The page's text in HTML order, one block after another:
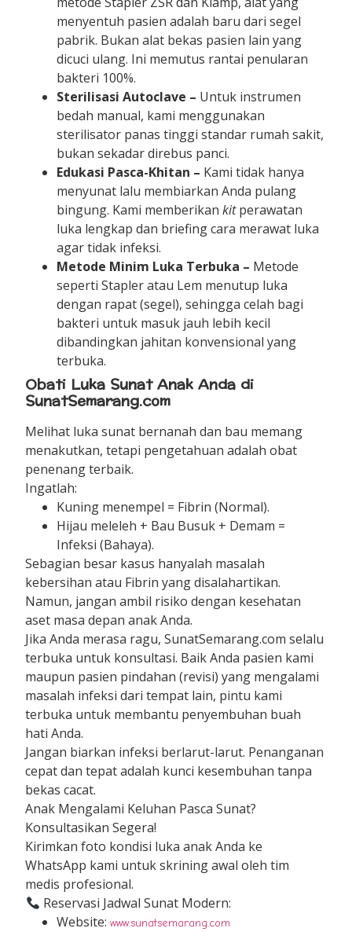
menyentuh pasien adalah baru dari segel
pabrik. Bukan alat bekas pasien lain yang
dicuci ulang. Ini memutus rantai penularan
bakteri 100%.
Sterilisasi Autoclave – Untuk instrumen
bedah manual, kami menggunakan
sterilisator panas tinggi standar rumah sakit,
bukan sekadar direbus panci.
Edukasi Pasca-Khitan – Kami tidak hanya
menyunat lalu membiarkan Anda pulang
bingung. Kami memberikankitperawatan
luka lengkap dan briefing cara merawat luka
agar tidak infeksi.
Metode Minim Luka Terbuka – Metode
seperti Stapler atau Lem menutup luka
dengan rapat (segel), sehingga celah bagi
bakteri untuk masuk jauh lebih kecil
dibandingkan jahitan konvensional yang
terbuka.
Obati Luka Sunat Anak Anda di
SunatSemarang.com
Melihat luka sunat bernanah dan bau memang
menakutkan, tetapi pengetahuan adalah obat
penenang terbaik.
Ingatlah:
Kuning menempel = Fibrin (Normal).
Hijau meleleh + Bau Busuk + Demam =
Infeksi (Bahaya).
Sebagian besar kasus hanyalah masalah
kebersihan atau Fibrin yang disalahartikan.
Namun, jangan ambil risiko dengan kesehatan
aset masa depan anak Anda.
Jika Anda merasa ragu, SunatSemarang.com selalu
terbuka untuk konsultasi. Baik Anda pasien kami
maupun pasien pindahan (revisi) yang mengalami
masalah infeksi dari tempat lain, pintu kami
terbuka untuk membantu penyembuhan buah
hati Anda.
Jangan biarkan infeksi berlarut-larut. Penanganan
cepat dan tepat adalah kunci kesembuhan tanpa
bekas cacat.
Anak Mengalami Keluhan Pasca Sunat?
Konsultasikan Segera!
Kirimkan foto kondisi luka anak Anda ke
WhatsApp kami untuk skrining awal oleh tim
medis profesional.
Reservasi Jadwal Sunat Modern:
Website:www.sunatsemarang.com